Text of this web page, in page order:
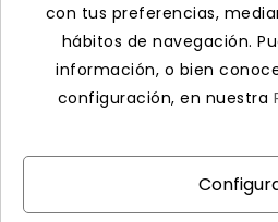
Contacto
Aviso
Envío y
Política de
Configurar
Nuestros criterios
con tus preferencias,
hábitos de navegación.
información, o bien
configuración, en nuestra